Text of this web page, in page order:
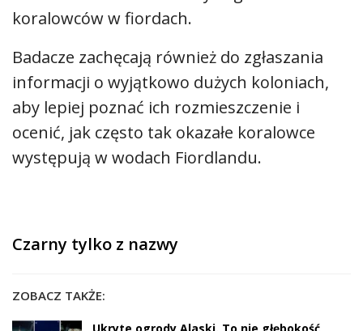
koralowców w fiordach.
Badacze zachęcają również do zgłaszania
informacji o wyjątkowo dużych koloniach,
aby lepiej poznać ich rozmieszczenie i
ocenić, jak często tak okazałe koralowce
występują w wodach Fiordlandu.
Czarny tylko z nazwy
ZOBACZ TAKŻE: